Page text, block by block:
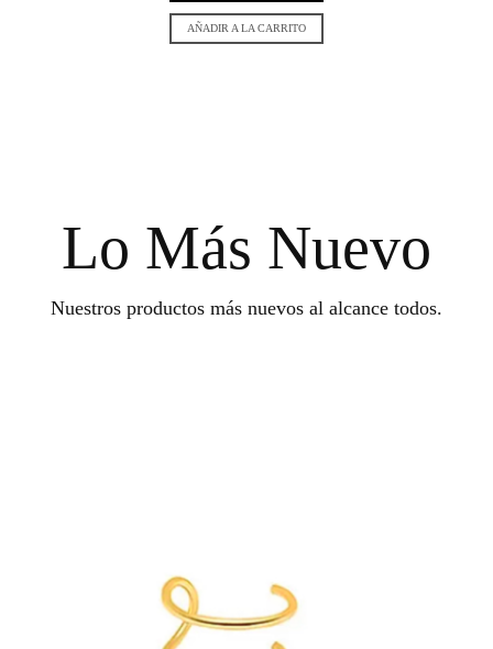
AÑADIR A LA CARRITO
Lo Más Nuevo
Nuestros productos más nuevos al alcance todos.